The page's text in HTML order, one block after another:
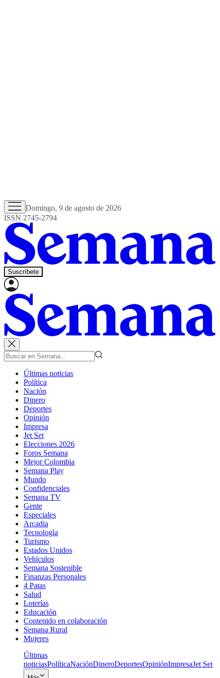
Domingo, 9 de agosto de 2026
ISSN 2745-2794
Suscríbete
Últimas noticias
Política
Nación
Dinero
Deportes
Opinión
Impresa
Jet Set
Elecciones 2026
Foros Semana
Mejor Colombia
Semana Play
Mundo
Confidenciales
Semana TV
Gente
Especiales
Arcadia
Tecnología
Turismo
Estados Unidos
Vehículos
Semana Sostenible
Finanzas Personales
4 Patas
Salud
Loterías
Educación
Contenido en colaboración
Semana Rural
Mujeres
Últimas
noticiasPolíticaNaciónDineroDeportesOpiniónImpresaJet Set